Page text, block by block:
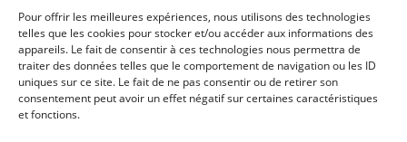
Pour offrir les meilleures expériences, nous utilisons des technologies
telles que les cookies pour stocker et/ou accéder aux informations des
appareils. Le fait de consentir à ces technologies nous permettra de
traiter des données telles que le comportement de navigation ou les ID
uniques sur ce site. Le fait de ne pas consentir ou de retirer son
consentement peut avoir un effet négatif sur certaines caractéristiques
et fonctions.
– Nouveaux membres pour intégrer le comité
directeur
Nous avons besoin de vous, vos enfants ont